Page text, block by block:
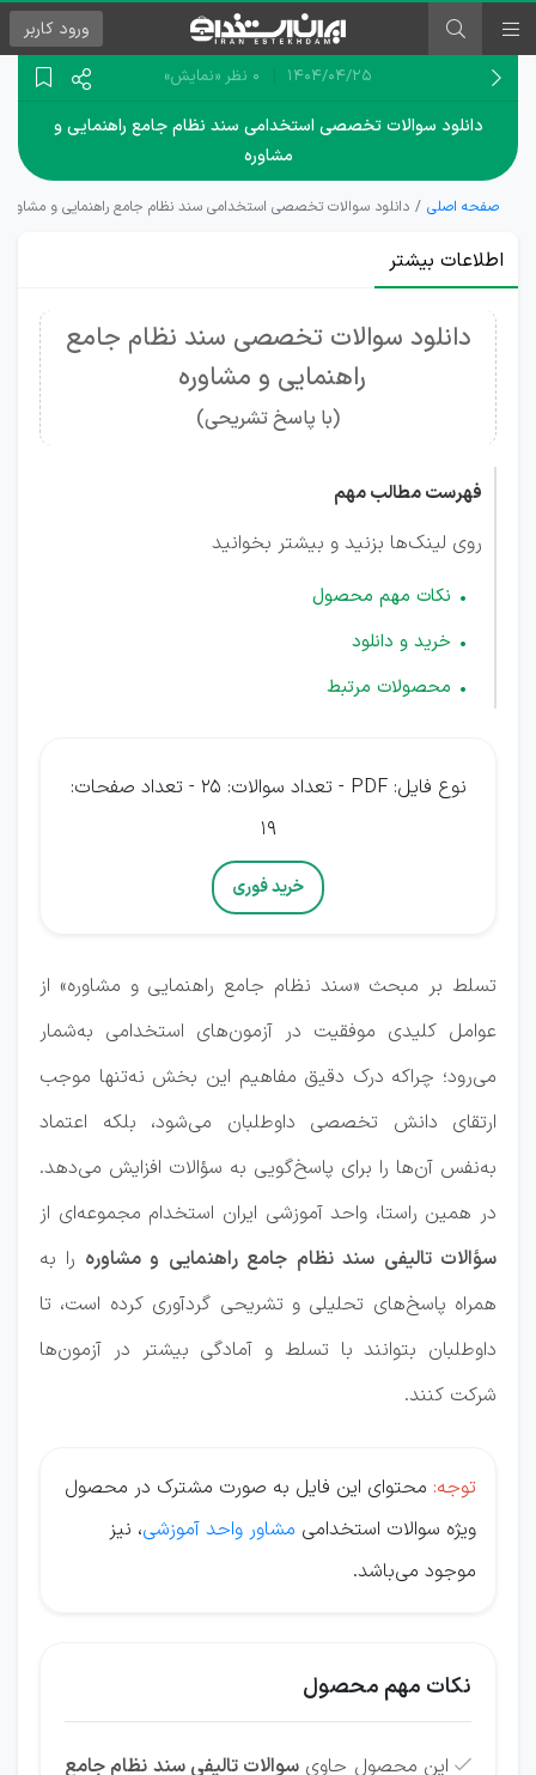
ورود کاربر
۱۴۰۴/۰۴/۲۵ 0 نظر «نمایش»
دانلود سوالات تخصصی استخدامی سند نظام جامع راهنمایی و
مشاوره
صفحه اصلی دانلود سوالات تخصصی استخدامی سند نظام جامع راهنمایی و مشاوره
اطلاعات بیشتر
دانلود سوالات تخصصی سند نظام جامع
راهنمایی و مشاوره
(با پاسخ تشریحی)
فهرست مطالب مهم
روی لینک‌ها بزنید و بیشتر بخوانید
نکات مهم محصول
خرید و دانلود
محصولات مرتبط
نوع فایل: PDF - تعداد سوالات: 25 - تعداد صفحات:
19
خرید فوری
تسلط بر مبحث «سند نظام جامع راهنمایی و مشاوره» از
عوامل کلیدی موفقیت در آزمون‌های استخدامی به‌شمار
می‌رود؛ چراکه درک دقیق مفاهیم این بخش نه‌تنها موجب
ارتقای دانش تخصصی داوطلبان می‌شود، بلکه اعتماد
به‌نفس آن‌ها را برای پاسخ‌گویی به سؤالات افزایش می‌دهد.
در همین راستا، واحد آموزشی ایران استخدام مجموعه‌ای از
سؤالات تالیفی سند نظام جامع راهنمایی و مشاوره را به
همراه پاسخ‌های تحلیلی و تشریحی گردآوری کرده است، تا
داوطلبان بتوانند با تسلط و آمادگی بیشتر در آزمون‌ها
شرکت کنند.
توجه: محتوای این فایل به صورت مشترک در محصول
ویژه سوالات استخدامی مشاور واحد آموزشی، نیز
موجود می‌باشد.
نکات مهم محصول
 این محصول حاوی سوالات تالیفی سند نظام جامع